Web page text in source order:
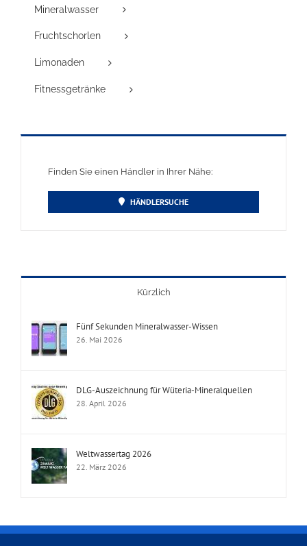
Mineralwasser
Fruchtschorlen
Limonaden
Fitnessgetränke
Finden Sie einen Händler in Ihrer Nähe:
HÄNDLERSUCHE
Kürzlich
Fünf Sekunden Mineralwasser-Wissen
26. Mai 2026
DLG-Auszeichnung für Wüteria-Mineralquellen
28. April 2026
Weltwassertag 2026
22. März 2026